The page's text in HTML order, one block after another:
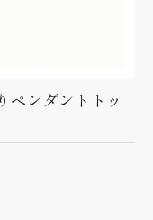
ペンダントトッ